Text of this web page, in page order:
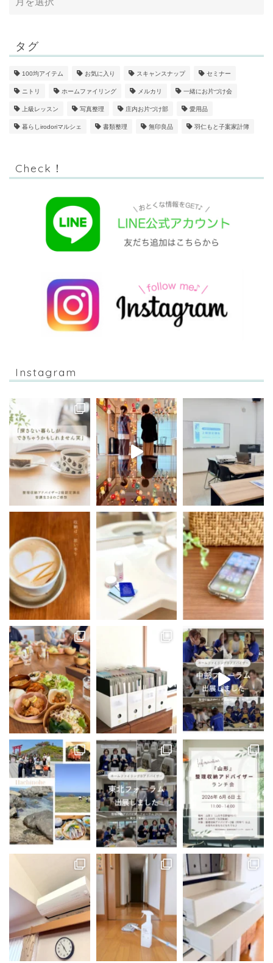
タグ
100均アイテム お気に入り スキャンスナップ セミナー
ニトリ ホームファイリング メルカリ 一緒にお片づけ会
上級レッスン 写真整理 庄内お片づけ部 愛用品
暮らしirodoriマルシェ 書類整理 無印良品 羽仁もと子案家計簿
Check！
Instagram